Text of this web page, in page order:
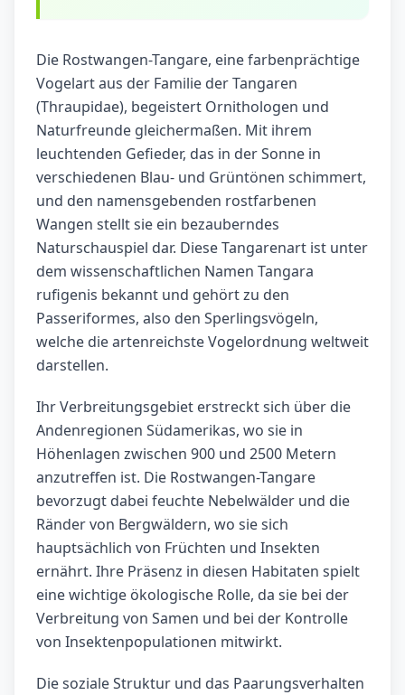
Die Rostwangen-Tangare, eine farbenprächtige
Vogelart aus der Familie der Tangaren
(Thraupidae), begeistert Ornithologen und
Naturfreunde gleichermaßen. Mit ihrem
leuchtenden Gefieder, das in der Sonne in
verschiedenen Blau- und Grüntönen schimmert,
und den namensgebenden rostfarbenen
Wangen stellt sie ein bezauberndes
Naturschauspiel dar. Diese Tangarenart ist unter
dem wissenschaftlichen Namen Tangara
rufigenis bekannt und gehört zu den
Passeriformes, also den Sperlingsvögeln,
welche die artenreichste Vogelordnung weltweit
darstellen.
Ihr Verbreitungsgebiet erstreckt sich über die
Andenregionen Südamerikas, wo sie in
Höhenlagen zwischen 900 und 2500 Metern
anzutreffen ist. Die Rostwangen-Tangare
bevorzugt dabei feuchte Nebelwälder und die
Ränder von Bergwäldern, wo sie sich
hauptsächlich von Früchten und Insekten
ernährt. Ihre Präsenz in diesen Habitaten spielt
eine wichtige ökologische Rolle, da sie bei der
Verbreitung von Samen und bei der Kontrolle
von Insektenpopulationen mitwirkt.
Die soziale Struktur und das Paarungsverhalten